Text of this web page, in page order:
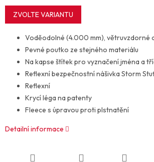
Měrná
cena:
ZVOLTE VARIANTU
Voděodolné (4.000 mm), větruvzdorné
Pevné poutko ze stejného materiálu
Na kapse štítek pro vyznačení jména a
Reflexní bezpečnostní nášivka Storm
Reflexní
Krycí léga na patenty
Fleece s úpravou proti plstnatění
Detailní informace